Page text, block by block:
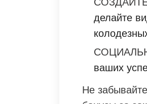
делайте
ваших
Не